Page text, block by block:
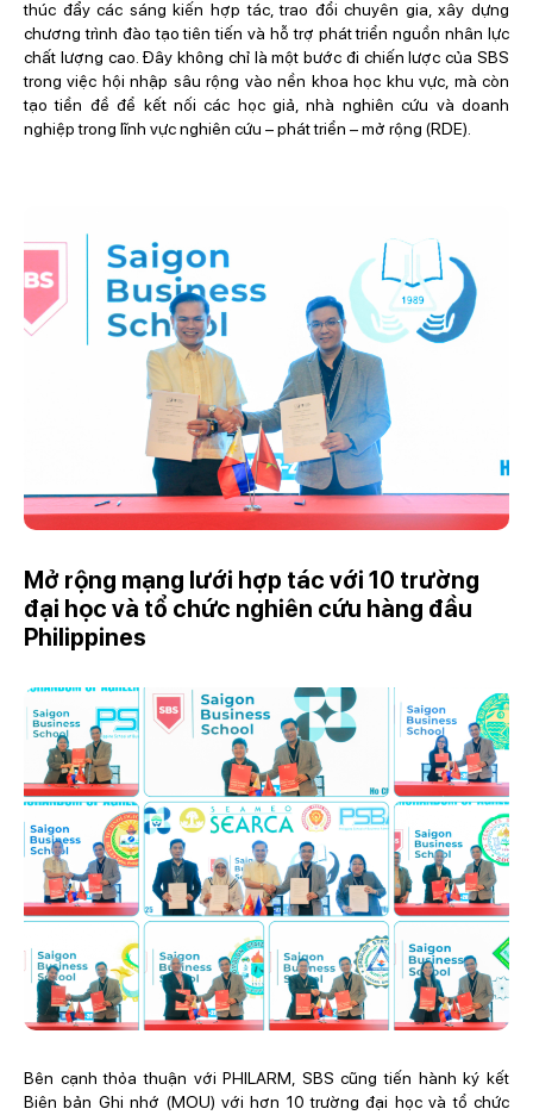
thúc đẩy các sáng kiến hợp tác, trao đổi chuyên gia, xây dựng
chương trình đào tạo tiên tiến và hỗ trợ phát triển nguồn nhân lực
chất lượng cao. Đây không chỉ là một bước đi chiến lược của SBS
trong việc hội nhập sâu rộng vào nền khoa học khu vực, mà còn
tạo tiền đề để kết nối các học giả, nhà nghiên cứu và doanh
nghiệp trong lĩnh vực nghiên cứu – phát triển – mở rộng (RDE).
Mở rộng mạng lưới hợp tác với 10 trường
đại học và tổ chức nghiên cứu hàng đầu
Philippines
Bên cạnh thỏa thuận với PHILARM, SBS cũng tiến hành ký kết
Biên bản Ghi nhớ (MOU) với hơn 10 trường đại học và tổ chức